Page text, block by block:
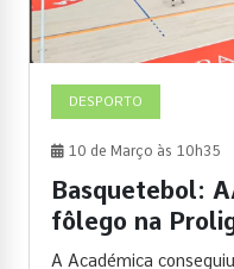
DESPORTO
10 de Março às 10h35
Basquetebol:
fôlego na
A Académica